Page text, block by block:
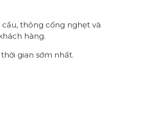
thông cống nghẹt và
hàng.
gian sớm nhất.